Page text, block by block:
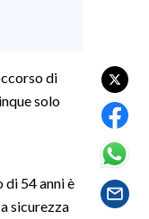
di
solo
54 anni è
sicurezza